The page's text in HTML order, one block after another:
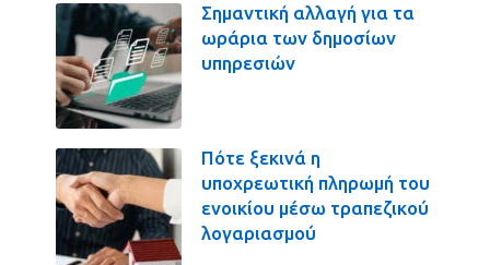
Σημαντική αλλαγή για τα
ωράρια των δημοσίων
υπηρεσιών
Πότε ξεκινά η
υποχρεωτική πληρωμή του
ενοικίου μέσω τραπεζικού
λογαριασμού